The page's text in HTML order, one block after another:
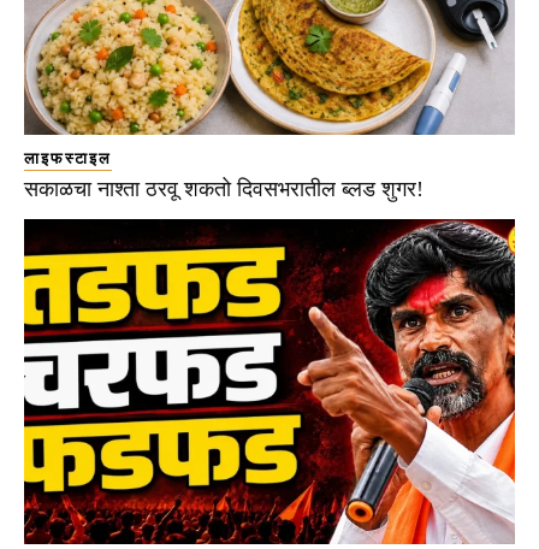
लाइफस्टाइल
सकाळचा नाश्ता ठरवू शकतो दिवसभरातील ब्लड शुगर!